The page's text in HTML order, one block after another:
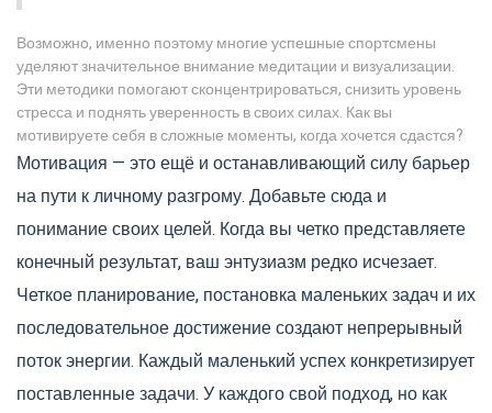
Возможно, именно поэтому многие успешные спортсмены
уделяют значительное внимание медитации и визуализации.
Эти методики помогают сконцентрироваться, снизить уровень
стресса и поднять уверенность в своих силах. Как вы
мотивируете себя в сложные моменты, когда хочется сдастся?
Мотивация — это ещё и останавливающий силу барьер
на пути к личному разгрому. Добавьте сюда и
понимание своих целей. Когда вы четко представляете
конечный результат, ваш энтузиазм редко исчезает.
Четкое планирование, постановка маленьких задач и их
последовательное достижение создают непрерывный
поток энергии. Каждый маленький успех конкретизирует
поставленные задачи. У каждого свой подход, но как